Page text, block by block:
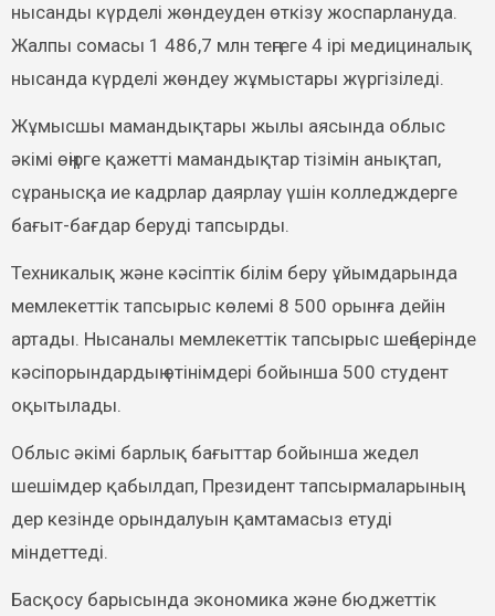
нысанды күрделі жөндеуден өткізу жоспарлануда.
Жалпы сомасы 1 486,7 млн ​​теңгеге 4 ірі медициналық
нысанда күрделі жөндеу жұмыстары жүргізіледі.
Жұмысшы мамандықтары жылы аясында облыс
әкімі өңірге қажетті мамандықтар тізімін анықтап,
сұранысқа ие кадрлар даярлау үшін колледждерге
бағыт-бағдар беруді тапсырды.
Техникалық және кәсіптік білім беру ұйымдарында
мемлекеттік тапсырыс көлемі 8 500 орынға дейін
артады. Нысаналы мемлекеттік тапсырыс шеңберінде
кәсіпорындардың өтінімдері бойынша 500 студент
оқытылады.
Облыс әкімі барлық бағыттар бойынша жедел
шешімдер қабылдап, Президент тапсырмаларының
дер кезінде орындалуын қамтамасыз етуді
міндеттеді.
Басқосу барысында экономика және бюджеттік